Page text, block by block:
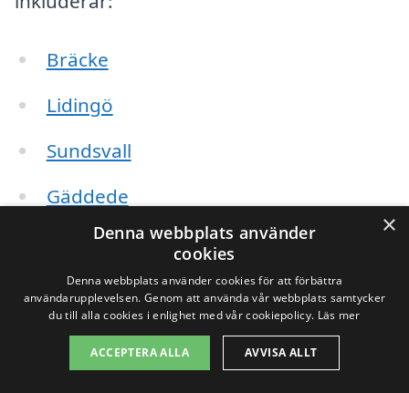
Bräcke
Lidingö
Sundsvall
Gäddede
Kraftkällan
Timrå
Hammarstrand
Alby
×
Denna webbplats använder
cookies
Denna webbplats använder cookies för att förbättra
användarupplevelsen. Genom att använda vår webbplats samtycker
du till alla cookies i enlighet med vår cookiepolicy. Läs mer
ACCEPTERA ALLA AVVISA ALLT